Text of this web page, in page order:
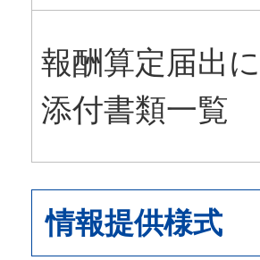
報酬算定届出
添付書類一覧
情報提供様式